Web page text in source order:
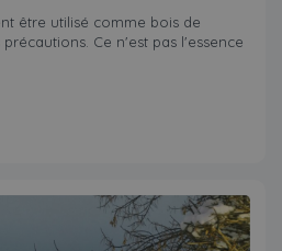
être utilisé comme bois de
Ce n'est pas l'essence